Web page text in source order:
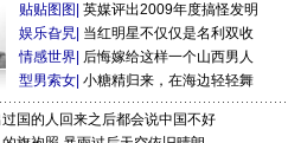
贴贴图图 英媒评出2009年度搞怪发明
娱乐旮旯 当红明星不仅仅是名利双收
情感世界 后悔嫁给这样一个山西男人
型男索女 小糖精归来，在海边轻轻舞
国的人回来之后都会说中国不好